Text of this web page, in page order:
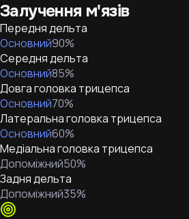
Залучення м'язів
Передня дельта
Основний90%
Середня дельта
Основний85%
Довга головка трицепса
Основний70%
Латеральна головка трицепса
Основний60%
Медіальна головка трицепса
Допоміжний50%
Задня дельта
Допоміжний35%